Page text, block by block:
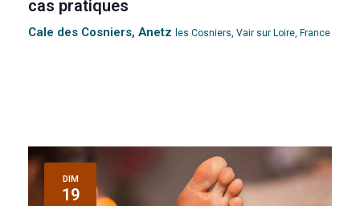
cas pratiques
Cale des Cosniers, Anetz les Cosniers, Vair sur Loire, France
DIM
19